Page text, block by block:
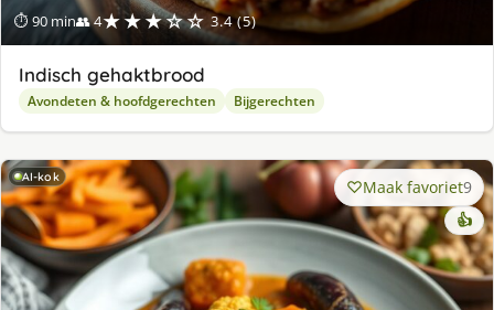
⏱ 90 min👥 4★★★☆☆ 3.4 (5)
Indisch gehaktbrood
Avondeten & hoofdgerechten Bijgerechten
AI-kok Maak favoriet9
👍